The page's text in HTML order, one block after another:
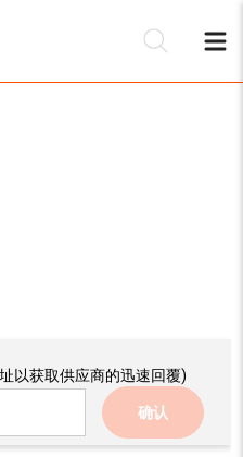
以获取供应商的迅速回覆)
确认